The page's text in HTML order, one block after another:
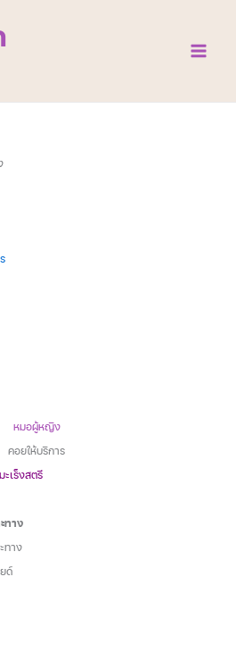
หมอผู้หญิง
คอยให้บริการ
มะเร็งสตรี
ทาง
ทาง
ด์